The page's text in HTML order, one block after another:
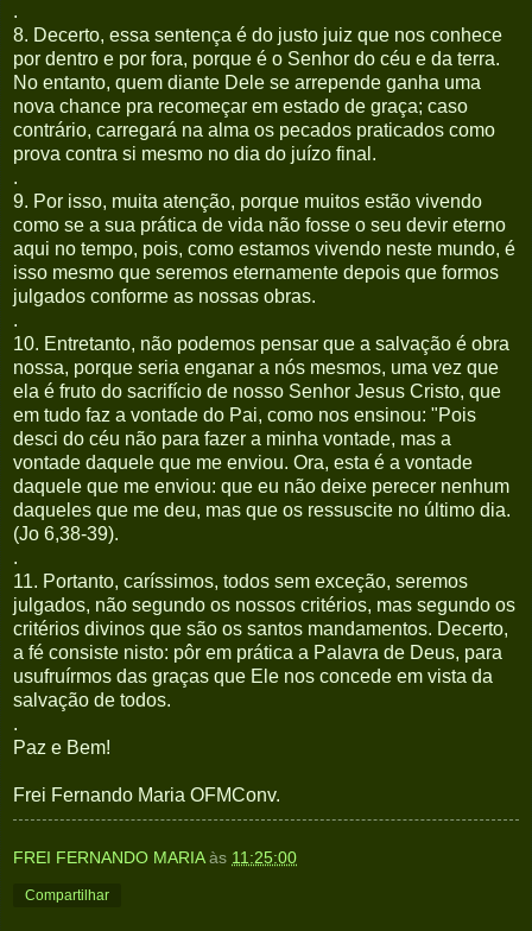
.
8. Decerto, essa sentença é do justo juiz que nos conhece
por dentro e por fora, porque é o Senhor do céu e da terra.
No entanto, quem diante Dele se arrepende ganha uma
nova chance pra recomeçar em estado de graça; caso
contrário, carregará na alma os pecados praticados como
prova contra si mesmo no dia do juízo final.
.
9. Por isso, muita atenção, porque muitos estão vivendo
como se a sua prática de vida não fosse o seu devir eterno
aqui no tempo, pois, como estamos vivendo neste mundo, é
isso mesmo que seremos eternamente depois que formos
julgados conforme as nossas obras.
.
10. Entretanto, não podemos pensar que a salvação é obra
nossa, porque seria enganar a nós mesmos, uma vez que
ela é fruto do sacrifício de nosso Senhor Jesus Cristo, que
em tudo faz a vontade do Pai, como nos ensinou: "Pois
desci do céu não para fazer a minha vontade, mas a
vontade daquele que me enviou. Ora, esta é a vontade
daquele que me enviou: que eu não deixe perecer nenhum
daqueles que me deu, mas que os ressuscite no último dia.
(Jo 6,38-39).
.
11. Portanto, caríssimos, todos sem exceção, seremos
julgados, não segundo os nossos critérios, mas segundo os
critérios divinos que são os santos mandamentos. Decerto,
a fé consiste nisto: pôr em prática a Palavra de Deus, para
usufruírmos das graças que Ele nos concede em vista da
salvação de todos.
.
Paz e Bem!
Frei Fernando Maria OFMConv.
FREI FERNANDO MARIA às 11:25:00
Compartilhar